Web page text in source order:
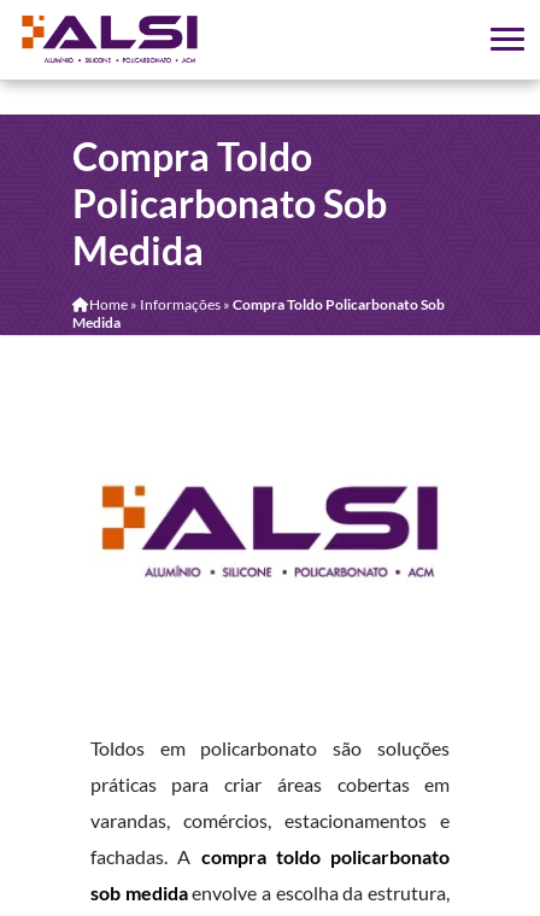
Compra Toldo
Policarbonato Sob
Medida
Home» Informações » Compra Toldo Policarbonato Sob
Medida
Toldos em policarbonato são soluções
práticas para criar áreas cobertas em
varandas, comércios, estacionamentos e
fachadas. A compra toldo policarbonato
sob medidaenvolve a escolha da estrutura,